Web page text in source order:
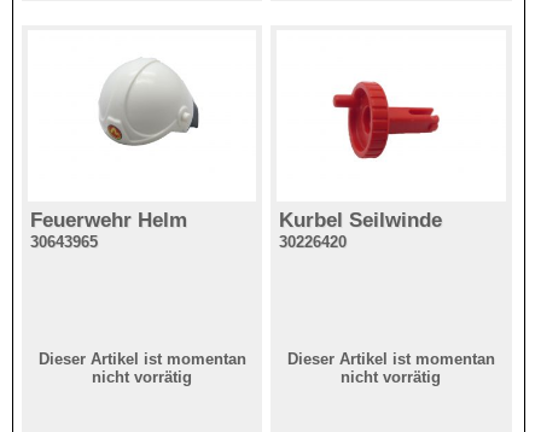
Feuerwehr Helm
30643965
Dieser Artikel ist momentan
nicht vorrätig
Kurbel Seilwinde
30226420
Dieser Artikel ist momentan
nicht vorrätig